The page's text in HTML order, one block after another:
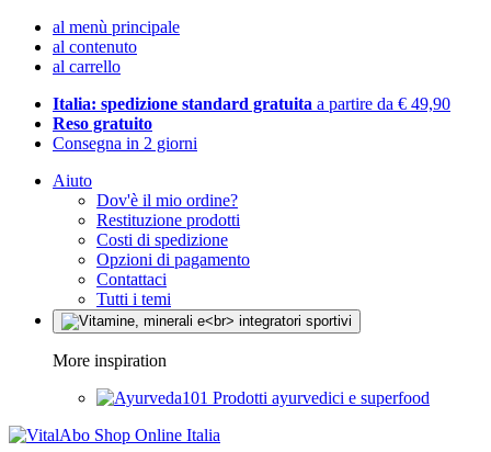
al menù principale
al contenuto
al carrello
Italia: spedizione standard gratuita a partire da € 49,90
Reso gratuito
Consegna in 2 giorni
Aiuto
Dov'è il mio ordine?
Restituzione prodotti
Costi di spedizione
Opzioni di pagamento
Contattaci
Tutti i temi
More inspiration
Prodotti ayurvedici e superfood